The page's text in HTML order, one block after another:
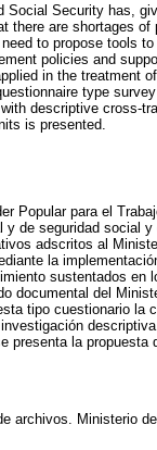
Social Security has,
there are shortages of
to propose tools
policies and
in the treatment
type
descriptive cross-
is presented.
Popular para el
de seguridad social y
adscritos al
la
sustentados en
documental del
tipo cuestionario la
presenta la propuesta
archivos. Ministerio